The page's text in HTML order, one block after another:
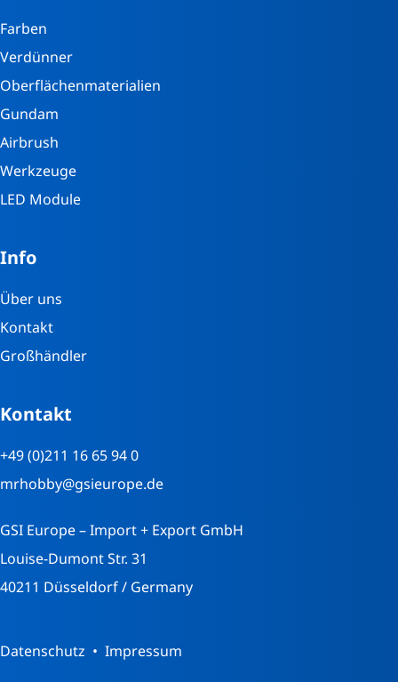
Farben
Verdünner
Oberflächenmaterialien
Gundam
Airbrush
Werkzeuge
LED Module
Info
Über uns
Kontakt
Großhändler
Kontakt
+49 (0)211 16 65 94 0
mrhobby@gsieurope.de
GSI Europe – Import + Export GmbH
Louise-Dumont Str. 31
40211 Düsseldorf / Germany
Datenschutz Impressum